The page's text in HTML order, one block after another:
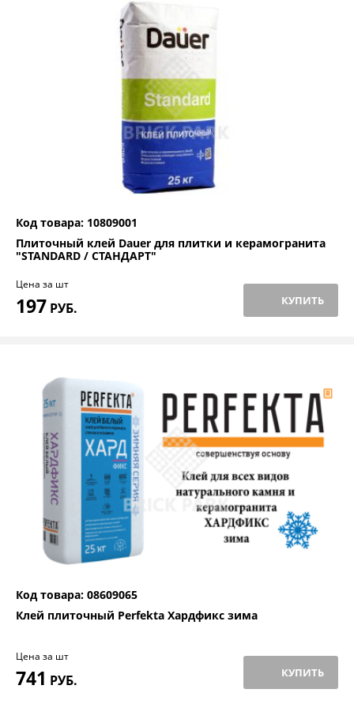
Код товара: 10809001
Плиточный клей Dauer для плитки и керамогранита
"STANDARD / СТАНДАРТ"
Цена за шт
197 РУБ. КУПИТЬ
Код товара: 08609065
Клей плиточный Perfekta Хардфикс зима
Цена за шт
741 РУБ. КУПИТЬ